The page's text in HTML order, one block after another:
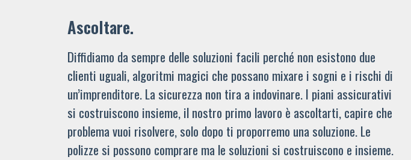
Ascoltare.
Diffidiamo da sempre delle soluzioni facili perché non esistono due
clienti uguali, algoritmi magici che possano mixare i sogni e i rischi di
un’imprenditore. La sicurezza non tira a indovinare. I piani assicurativi
si costruiscono insieme, il nostro primo lavoro è ascoltarti, capire che
problema vuoi risolvere, solo dopo ti proporremo una soluzione. Le
polizze si possono comprare ma le soluzioni si costruiscono e insieme.